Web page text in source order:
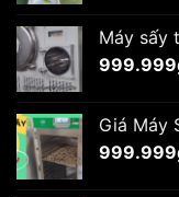
Máy sấy
999.999
Giá Máy
999.999